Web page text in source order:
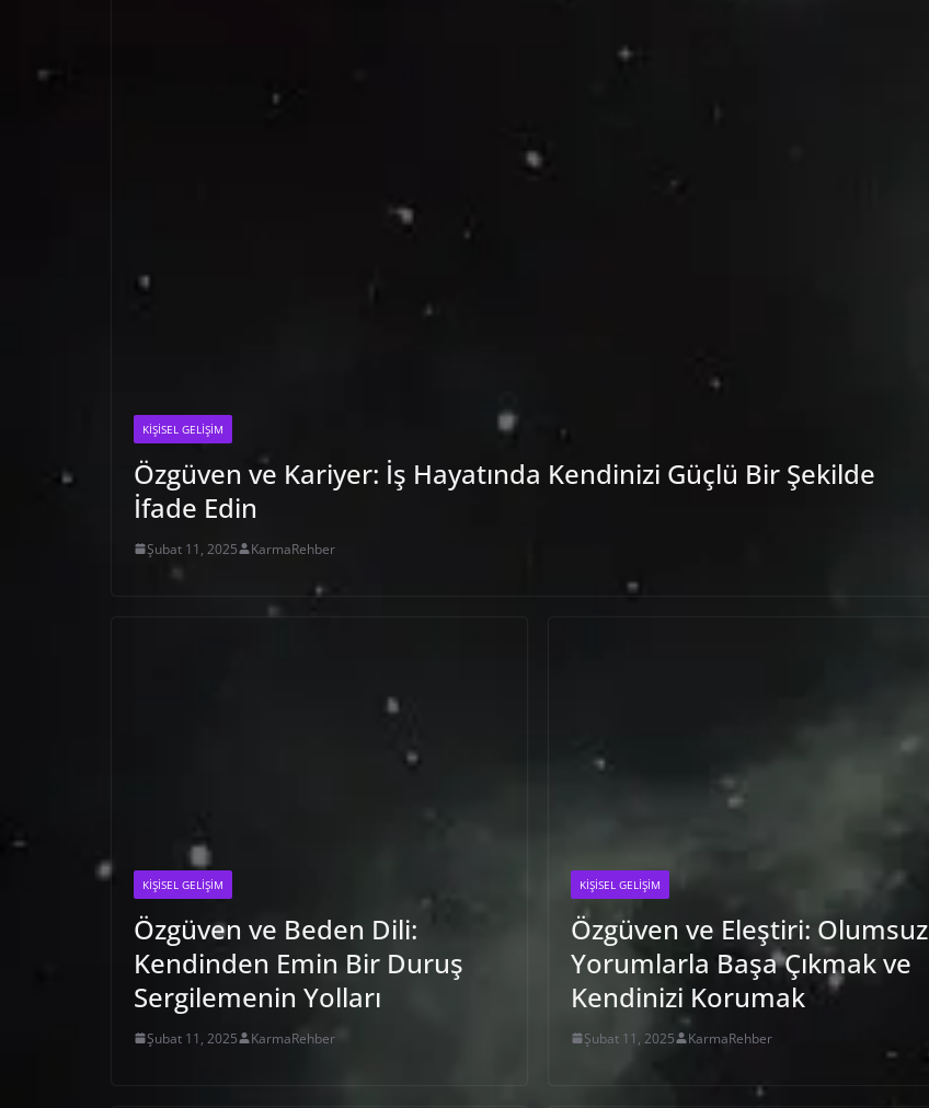
KIŞISEL GELIŞIM
Özgüven ve Kariyer: İş Hayatında Kendinizi Güçlü Bir Şekilde
İfade Edin
Şubat 11, 2025 KarmaRehber
KIŞISEL GELIŞIM
Özgüven ve Beden Dili:
Kendinden Emin Bir Duruş
Sergilemenin Yolları
Şubat 11, 2025 KarmaRehber
KIŞISEL GELIŞIM
Özgüven ve Eleştiri: Olumsuz
Yorumlarla Başa Çıkmak ve
Kendinizi Korumak
Şubat 11, 2025 KarmaRehber